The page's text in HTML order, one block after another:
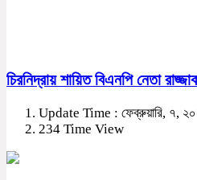
চিরনিদ্রায় শায়িত বিএনপি নেতা
Update Time : ফেব্রুয়ারি, ৭,
234 Time View